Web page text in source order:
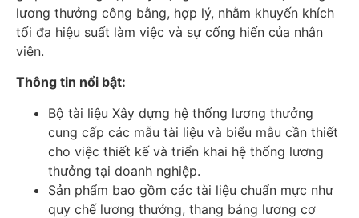
lương thưởng công bằng, hợp lý, nhằm khuyến khích
tối đa hiệu suất làm việc và sự cống hiến của nhân
viên.
Thông tin nổi bật:
Bộ tài liệu Xây dựng hệ thống lương thưởng
cung cấp các mẫu tài liệu và biểu mẫu cần thiết
cho việc thiết kế và triển khai hệ thống lương
thưởng tại doanh nghiệp.
Sản phẩm bao gồm các tài liệu chuẩn mực như
quy chế lương thưởng, thang bảng lương cơ